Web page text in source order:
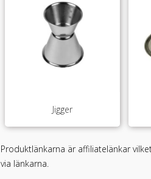
Jigger
Produktlänkarna är affiliatelänkar
via länkarna.